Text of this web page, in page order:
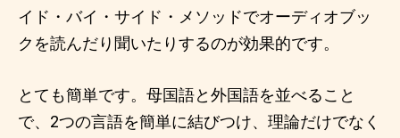
イド・バイ・サイド・メソッドでオーディオブッ
クを読んだり聞いたりするのが効果的です。
とても簡単です。母国語と外国語を並べること
で、2つの言語を簡単に結びつけ、理論だけでなく